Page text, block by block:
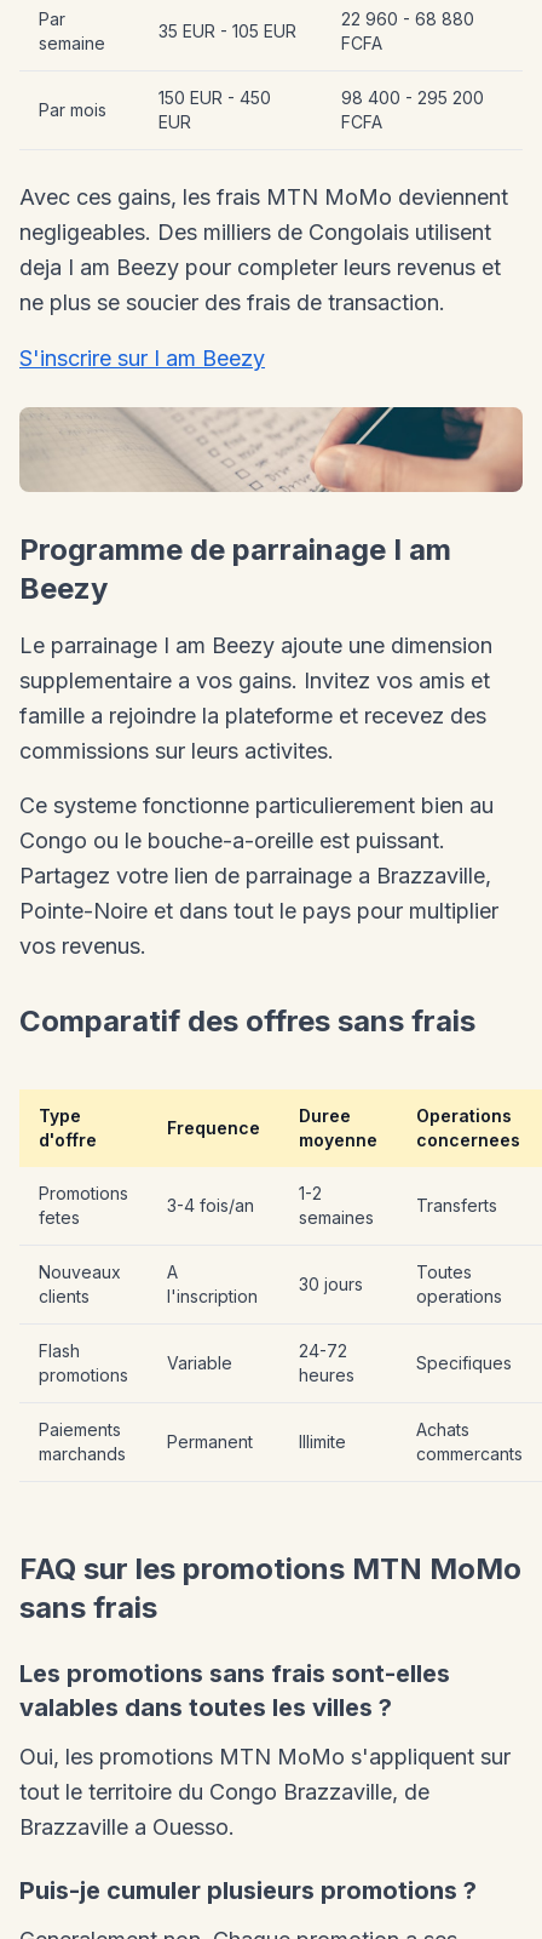
Par
semaine
35 EUR - 105 EUR
22 960 - 68 880
FCFA
Par mois
150 EUR - 450
EUR
98 400 - 295 200
FCFA
Avec ces gains, les frais MTN MoMo deviennent
negligeables. Des milliers de Congolais utilisent
deja I am Beezy pour completer leurs revenus et
ne plus se soucier des frais de transaction.
S'inscrire sur I am Beezy
Programme de parrainage I am
Beezy
Le parrainage I am Beezy ajoute une dimension
supplementaire a vos gains. Invitez vos amis et
famille a rejoindre la plateforme et recevez des
commissions sur leurs activites.
Ce systeme fonctionne particulierement bien au
Congo ou le bouche-a-oreille est puissant.
Partagez votre lien de parrainage a Brazzaville,
Pointe-Noire et dans tout le pays pour multiplier
vos revenus.
Comparatif des offres sans frais
Type
d'offre
Frequence
Duree
moyenne
Operations
concernees
Promotions
fetes
3-4 fois/an
1-2
semaines
Transferts
Nouveaux
clients
A
l'inscription
30 jours
Toutes
operations
Flash
promotions
Variable
24-72
heures
Specifiques
Paiements
marchands
Permanent Illimite
Achats
commercants
FAQ sur les promotions MTN MoMo
sans frais
Les promotions sans frais sont-elles
valables dans toutes les villes ?
Oui, les promotions MTN MoMo s'appliquent sur
tout le territoire du Congo Brazzaville, de
Brazzaville a Ouesso.
Puis-je cumuler plusieurs promotions ?